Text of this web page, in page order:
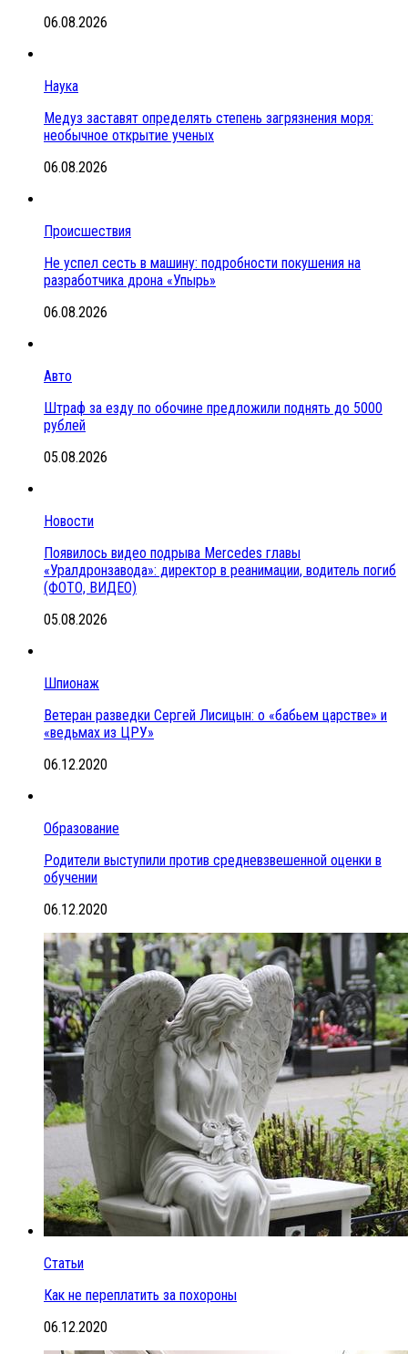
06.08.2026
Наука
Медуз заставят определять степень загрязнения моря:
необычное открытие ученых
06.08.2026
Происшествия
Не успел сесть в машину: подробности покушения на
разработчика дрона «Упырь»
06.08.2026
Авто
Штраф за езду по обочине предложили поднять до 5000
рублей
05.08.2026
Новости
Появилось видео подрыва Mercedes главы
«Уралдронзавода»: директор в реанимации, водитель погиб
(ФОТО, ВИДЕО)
05.08.2026
Шпионаж
Ветеран разведки Сергей Лисицын: о «бабьем царстве» и
«ведьмах из ЦРУ»
06.12.2020
Образование
Родители выступили против средневзвешенной оценки в
обучении
06.12.2020
Статьи
Как не переплатить за похороны
06.12.2020